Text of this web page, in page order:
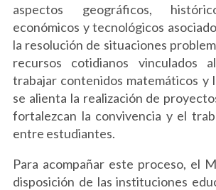
aspectos geográficos,
económicos y tecnológicos
la resolución de situaciones
recursos cotidianos vinculados
trabajar contenidos matemáticos y
se alienta la realización de
fortalezcan la convivencia y el
entre estudiantes.
Para acompañar este proceso, el
disposición de las instituciones